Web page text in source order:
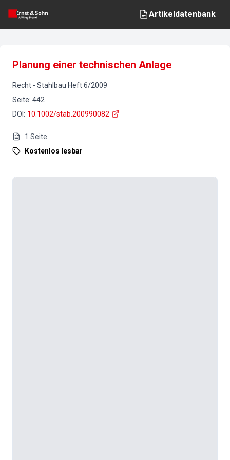
Artikeldatenbank
Planung einer technischen Anlage
Recht - Stahlbau Heft6/2009
Seite: 442
DOI : 10.1002/stab.200990082
1 Seite
Kostenlos lesbar